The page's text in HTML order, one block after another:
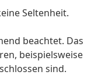
Seltenheit.
beachtet. Das
beispielsweise
sind.